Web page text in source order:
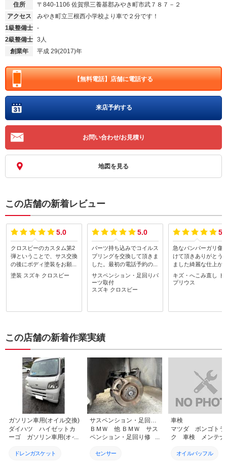
住所
〒840-1106 佐賀県三養基郡みやき町市武７８７－２
アクセス
みやき町立三根西小学校より車で２分です！
1級整備士 -
2級整備士 3人
創業年
平成 29(2017)年
【無料電話】店舗に電話する
来店予約する
お問い合わせ/お見積り
地図を見る
この店舗の新着レビュー
5.0
クロスビーのカスタム第2
弾ということで、サス交換
の後にボディ塗装をお願い
いたしました。とても満足
のいく仕上がりもさること
ました。ただただ感謝で
このクロスビーも乗りつぶ
がとうございました！
塗装 スズキ クロスビー
5.0
パーツ持ち込みでコイルス
プリングを交換して頂きま
した。最初の電話予約のと
きから、親切かつ非常に丁
寧なご対応をして頂き、と
ても安心してお任せできま
引き続きこちらのお店にお
します。
サスペンション・足回りパ
ーツ取付
スズキ クロスビー
急なバンパーガリ傷
けて頂きありがとう
ました綺麗な仕上が
ですしかも持ち込み
交換も格安でやって
キズ・へこみ直し
ト
プリウス
この店舗の新着作業実績
ガソリン車用(オイル交換)
ダイハツ ハイゼットカ
ーゴ ガソリン車用(オイ
ル オイルエレメント
ドレンガスケット
サスペンション・足回り修理・整備
ＢＭＷ 他 ＢＭＷ サス
ペンション・足回り修
灯 ブレーキパッド 交
センサー
車検
マツダ ボンゴトラ
ク 車検 メンテナ
シャフトブーツ ア
オイルバッフル